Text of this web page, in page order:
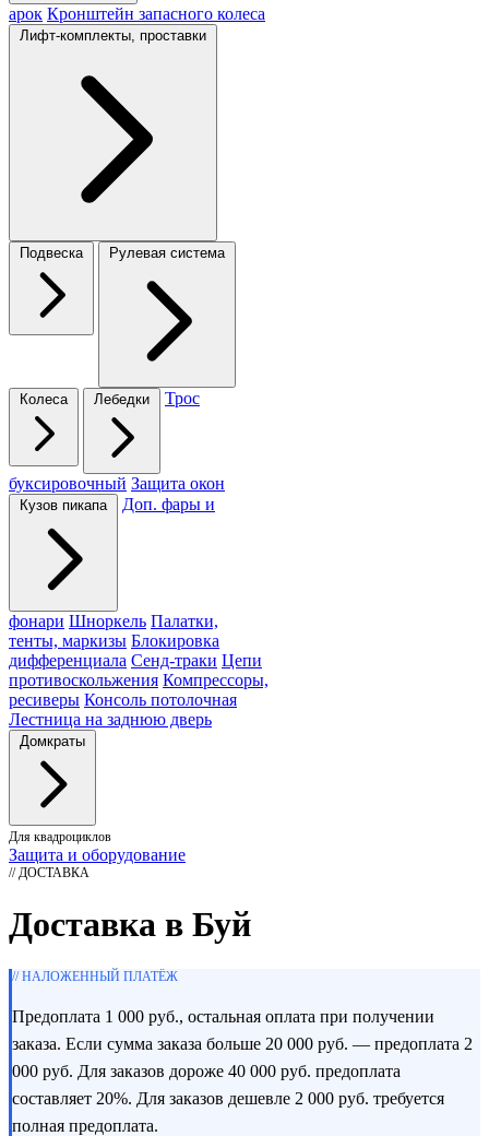
арок Кронштейн запасного колеса
Лифт-комплекты, проставки
Подвеска Рулевая система
Колеса Лебедки Трос
буксировочный Защита окон
Кузов пикапа Доп. фары и
фонари Шноркель Палатки,
тенты, маркизы Блокировка
дифференциала Сенд-траки Цепи
противоскольжения Компрессоры,
ресиверы Консоль потолочная
Лестница на заднюю дверь
Домкраты
Для квадроциклов
Защита и оборудование
// ДОСТАВКА
Доставка в Буй
// НАЛОЖЕННЫЙ ПЛАТЁЖ
Предоплата 1 000 руб., остальная оплата при получении
заказа. Если сумма заказа больше 20 000 руб. — предоплата 2
000 руб. Для заказов дороже 40 000 руб. предоплата
составляет 20%. Для заказов дешевле 2 000 руб. требуется
полная предоплата.